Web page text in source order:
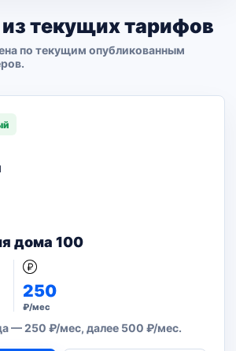
текущих тарифов
по текущим опубликованным
дома 100
250
₽/мес
— 250 ₽/мес, далее 500 ₽/мес.